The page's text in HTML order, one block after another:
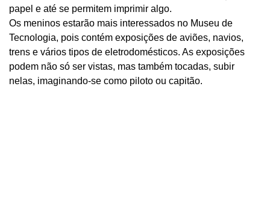
papel e até se permitem imprimir algo.
Os meninos estarão mais interessados ​​no Museu de
Tecnologia, pois contém exposições de aviões, navios,
trens e vários tipos de eletrodomésticos. As exposições
podem não só ser vistas, mas também tocadas, subir
nelas, imaginando-se como piloto ou capitão.